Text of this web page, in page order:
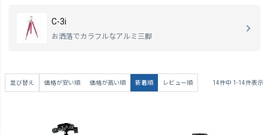
C-3i
お洒落でカラフルなアルミ三脚
並び替え 価格が安い順 価格が高い順 新着順 レビュー順 14件中 1 -14件表示